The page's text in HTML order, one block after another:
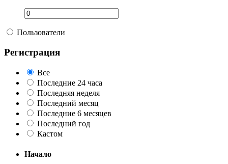
Пользователи
Регистрация
Все
Последние 24 часа
Последняя неделя
Последний месяц
Последние 6 месяцев
Последний год
Кастом
Начало